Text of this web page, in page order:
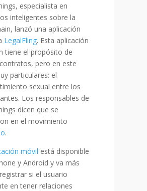
especialista en
inteligentes sobre la
lanzó una aplicación
LegalFling. Esta aplicación
tiene el propósito de
pero en este
particulares: el
sexual entre los
Los responsables de
dicen que se
en el movimiento
.
móvil está disponible
y Android y va más
si el usuario
en tener relaciones